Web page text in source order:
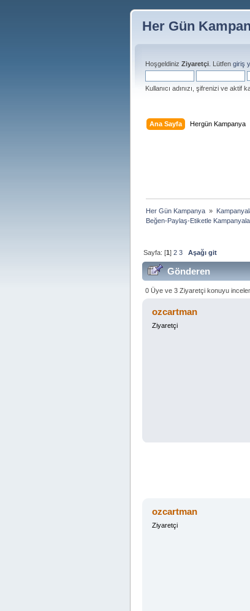
Her Gün
Hoşgeldiniz Ziyaretçi . Lütfen giriş
Kullanıcı adınızı, şifrenizi ve aktif
Ana Sayfa Hergün Kampanya
Her Gün Kampanya »
Beğen-Paylaş-Etiketle
Sayfa: [1]2 3 Aşağı git
Gönderen
0 Üye ve 3 Ziyaretçi konuyu
ozcartman
Ziyaretçi
ozcartman
Ziyaretçi